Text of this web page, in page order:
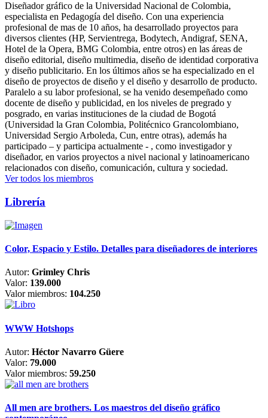
Diseñador gráfico de la Universidad Nacional de Colombia,
especialista en Pedagogía del diseño. Con una experiencia
profesional de mas de 10 años, ha desarrollado proyectos para
diversos clientes (HP, Servientrega, Bodytech, Andigraf, SENA,
Hotel de la Opera, BMG Colombia, entre otros) en las áreas de
diseño editorial, diseño multimedia, diseño de identidad corporativa
y diseño publicitario. En los últimos años se ha especializado en el
diseño de proyectos de diseño y el diseño y desarrollo de producto.
Paralelo a su labor profesional, se ha venido desempeñado como
docente de diseño y publicidad, en los niveles de pregrado y
posgrado, en varias instituciones de la ciudad de Bogotá
(Universidad la Gran Colombia, Politécnico Grancolombiano,
Universidad Sergio Arboleda, Cun, entre otras), además ha
participado – y participa actualmente - , como investigador y
diseñador, en varios proyectos a nivel nacional y latinoamericano
relacionados con diseño, comunicación, cultura y sociedad.
Ver todos los miembros
Librería
Color, Espacio y Estilo. Detalles para diseñadores de interiores
Autor: Grimley Chris
Valor: 139.000
Valor miembros: 104.250
WWW Hotshops
Autor: Héctor Navarro Güere
Valor: 79.000
Valor miembros: 59.250
All men are brothers. Los maestros del diseño gráfico